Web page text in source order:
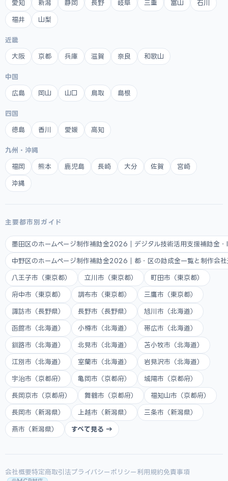
愛知 新潟 静岡 長野 岐阜 三重 富山 石川
福井 山梨
近畿
大阪 京都 兵庫 滋賀 奈良 和歌山
中国
広島 岡山 山口 鳥取 島根
四国
徳島 香川 愛媛 高知
九州・沖縄
福岡 熊本 鹿児島 長崎 大分 佐賀 宮崎
沖縄
主要都市別ガイド
墨田区のホームページ制作補助金2026｜デジタル技術活用支援補助金
中野区のホームページ制作補助金2026｜都・区の助成金一覧と制作会
八王子市（東京都） 立川市（東京都） 町田市（東京都）
府中市（東京都） 調布市（東京都） 三鷹市（東京都）
諏訪市（長野県） 長野市（長野県） 旭川市（北海道）
函館市（北海道） 小樽市（北海道） 帯広市（北海道）
釧路市（北海道） 北見市（北海道） 苫小牧市（北海道）
江別市（北海道） 室蘭市（北海道） 岩見沢市（北海道）
宇治市（京都府） 亀岡市（京都府） 城陽市（京都府）
長岡京市（京都府） 舞鶴市（京都府） 福知山市（京都府）
長岡市（新潟県） 上越市（新潟県） 三条市（新潟県）
燕市（新潟県） すべて見る →
会社概要特定商取引法プライバシーポリシー 利用規約免責事項